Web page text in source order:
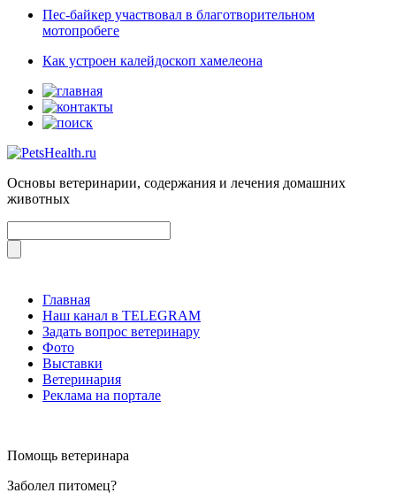
Пес-байкер участвовал в благотворительном
мотопробеге
Как устроен калейдоскоп хамелеона
Основы ветеринарии, содержания и лечения домашних
животных
Главная
Наш канал в TELEGRAM
Задать вопрос ветеринару
Фото
Выставки
Ветеринария
Реклама на портале
Помощь ветеринара
Заболел питомец?